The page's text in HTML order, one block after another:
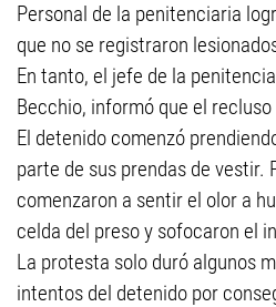
Personal de la penitenciaria
que no se registraron
En tanto, el jefe de la
Becchio, informó que el
El detenido comenzó
parte de sus prendas de vestir.
comenzaron a sentir el olor a
celda del preso y sofocaron el
La protesta solo duró algunos
intentos del detenido por